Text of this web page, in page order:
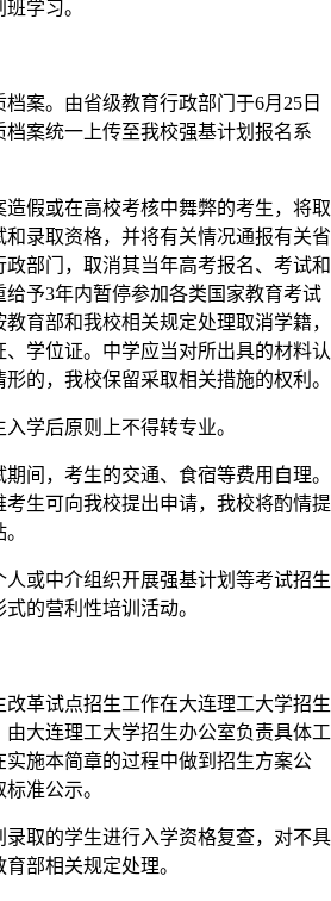
学习。
档案。由省级教育行政部门于6月25日
案统一上传至我校强基计划报名系
造假或在高校考核中舞弊的考生，将取
录取资格，并将有关情况通报有关省
部门，取消其当年高考报名、考试和
予3年内暂停参加各类国家教育考试
育部和我校相关规定处理取消学籍，
学位证。中学应当对所出具的材料认
的，我校保留采取相关措施的权利。
学后原则上不得转专业。
期间，考生的交通、食宿等费用自理。
考生可向我校提出申请，我校将酌情提
人或中介组织开展强基计划等考试招生
的营利性培训活动。
改革试点招生工作在大连理工大学招生
大连理工大学招生办公室负责具体工
施本简章的过程中做到招生方案公
准公示。
录取的学生进行入学资格复查，对不具
部相关规定处理。